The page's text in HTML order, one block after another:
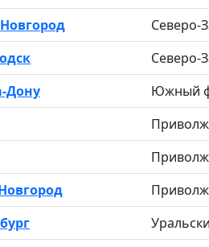
Северо-
Северо-
Дону Южный